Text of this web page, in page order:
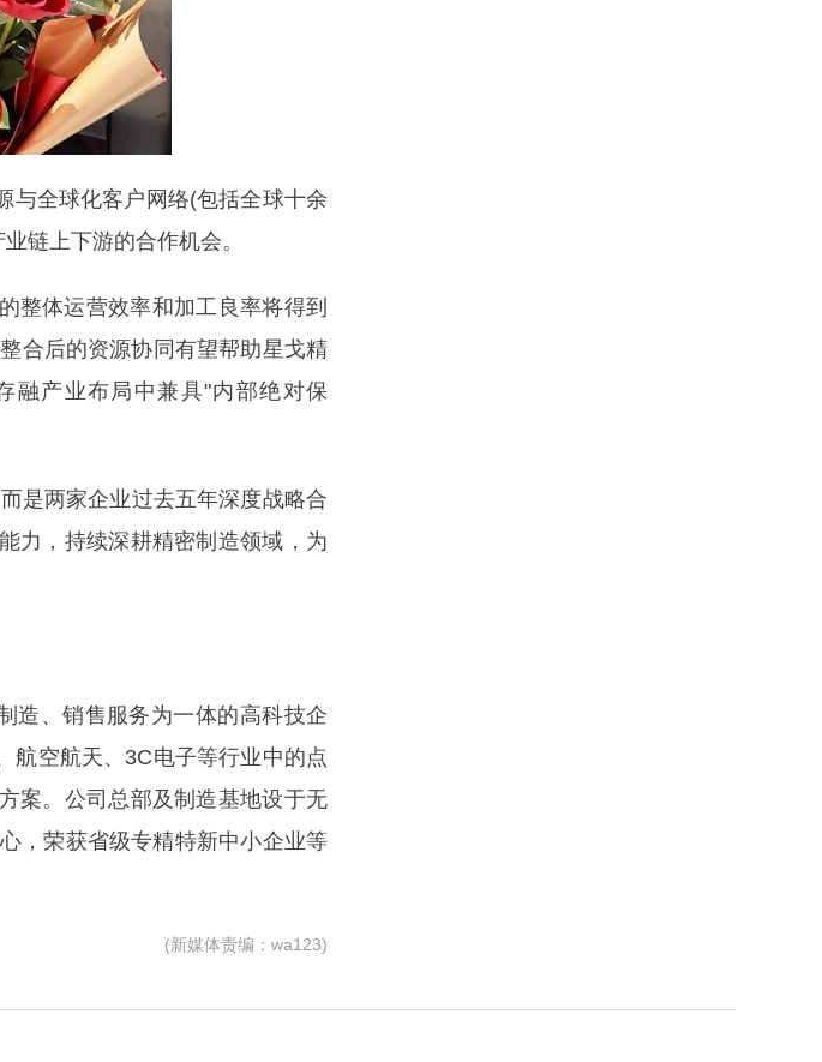
全球化客户网络(包括全球十余
链上下游的合作机会。
体运营效率和加工良率将得到
合后的资源协同有望帮助星戈精
融产业布局中兼具"内部绝对保
两家企业过去五年深度战略合
力，持续深耕精密制造领域，为
、销售服务为一体的高科技企
航空航天、3C电子等行业中的点
案。公司总部及制造基地设于无
，荣获省级专精特新中小企业等
(新媒体责编：wa123)